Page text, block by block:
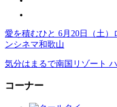
愛を積むひと 6月20日（土
ンシネマ和歌山
気分はまるで南国リゾート
コーナー